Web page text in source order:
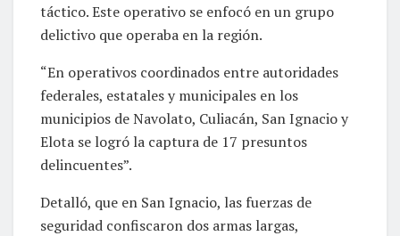
táctico. Este operativo se enfocó en un grupo
delictivo que operaba en la región.
“En operativos coordinados entre autoridades
federales, estatales y municipales en los
municipios de Navolato, Culiacán, San Ignacio y
Elota se logró la captura de 17 presuntos
delincuentes”.
Detalló, que en San Ignacio, las fuerzas de
seguridad confiscaron dos armas largas,